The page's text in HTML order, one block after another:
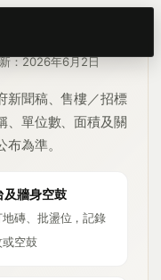
：2026年6月2日
新聞稿、售樓／招標
、單位數、面積及關
為準。
及牆身空鼓
地磚、批盪位，記錄
或空鼓